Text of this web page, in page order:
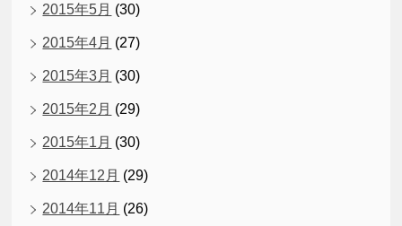
2015年5月 (30)
2015年4月 (27)
2015年3月 (30)
2015年2月 (29)
2015年1月 (30)
2014年12月 (29)
2014年11月 (26)